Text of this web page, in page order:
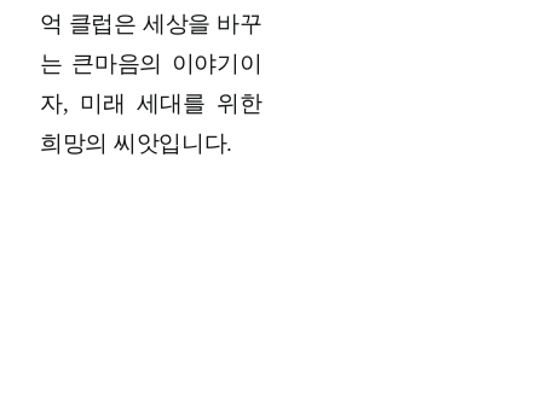
억 클럽은 세상을 바꾸
는 큰마음의 이야기이
자, 미래 세대를 위한
희망의 씨앗입니다.